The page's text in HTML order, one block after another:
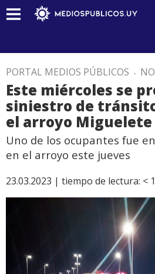
PORTAL MEDIOS PÚBLICOS .
Este miércoles se
siniestro de
el arroyo Miguelete
Uno de los ocupantes fue
en el arroyo este jueves
23.03.2023 | tiempo de lectura: < 1